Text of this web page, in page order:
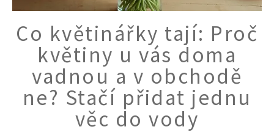
Co květinářky tají: Proč
květiny u vás doma
vadnou a v obchodě
ne? Stačí přidat jednu
věc do vody